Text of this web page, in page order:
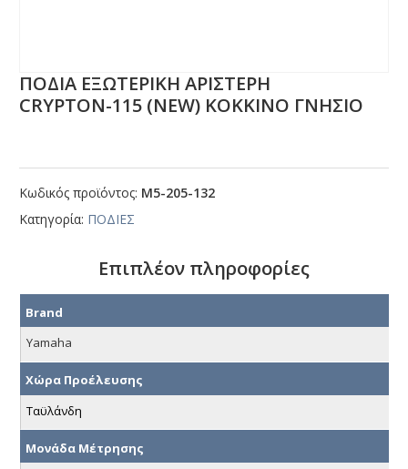
ΠΟΔΙΑ ΕΞΩΤΕΡΙΚΗ ΑΡΙΣΤΕΡΗ
CRΥΡΤΟΝ-115 (ΝΕW) ΚΟΚΚΙΝΟ ΓΝΗΣΙΟ
Κωδικός προϊόντος: Μ5-205-132
Κατηγορία: ΠΟΔΙΕΣ
Επιπλέον πληροφορίες
Brand
Yamaha
Χώρα Προέλευσης
Ταϋλάνδη
Μονάδα Μέτρησης